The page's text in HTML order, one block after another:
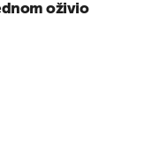
oživio